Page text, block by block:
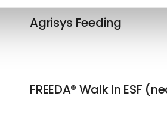
Agrisys Feeding
FREEDA® Walk In ESF